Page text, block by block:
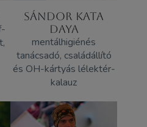
SÁNDOR KATA
DAYA
mentálhigiénés
tanácsadó, családállító
és OH-kártyás lélektér-
kalauz